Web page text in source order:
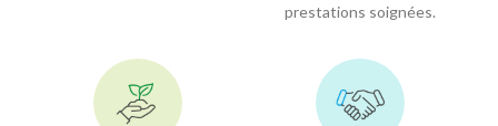
prestations soignées.